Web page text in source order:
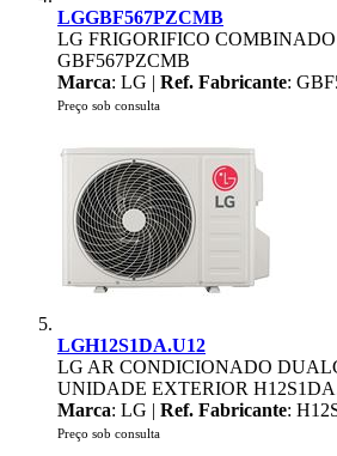
LGGBF567PZCMB
LG FRIGORIFICO
GBF567PZCMB
Marca: LG | Ref. Fabricante:
Preço sob consulta
LGH12S1DA.U12
LG AR CONDICIONADO
UNIDADE EXTERIOR
Marca: LG | Ref. Fabricante:
Preço sob consulta